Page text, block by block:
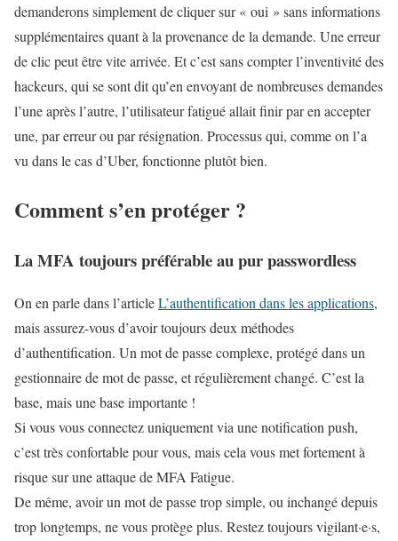
demanderons simplement de cliquer sur « oui » sans informations
supplémentaires quant à la provenance de la demande. Une erreur
de clic peut être vite arrivée. Et c’est sans compter l’inventivité des
hackeurs, qui se sont dit qu’en envoyant de nombreuses demandes
l’une après l’autre, l’utilisateur fatigué allait finir par en accepter
une, par erreur ou par résignation. Processus qui, comme on l’a
vu dans le cas d’Uber, fonctionne plutôt bien.
Comment s’en protéger ?
La MFA toujours préférable au pur passwordless
On en parle dans l’articleL’authentification dans les applications,
mais assurez-vous d’avoir toujours deux méthodes
d’authentification. Un mot de passe complexe, protégé dans un
gestionnaire de mot de passe, et régulièrement changé. C’est la
base, mais une base importante !
Si vous vous connectez uniquement via une notification push,
c’est très confortable pour vous, mais cela vous met fortement à
risque sur une attaque de MFA Fatigue.
De même, avoir un mot de passe trop simple, ou inchangé depuis
trop longtemps, ne vous protège plus. Restez toujours vigilant·e·s,